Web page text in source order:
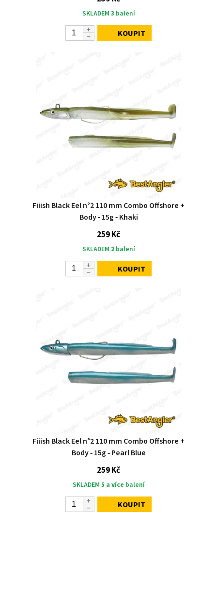
SKLADEM 3 balení
KOUPIT
Fiiish Black Eel n°2 110 mm Combo Offshore +
Body ‑ 15g ‑ Khaki
259 Kč
SKLADEM 2balení
KOUPIT
Fiiish Black Eel n°2 110 mm Combo Offshore +
Body ‑ 15g ‑ Pearl Blue
259 Kč
SKLADEM 5 a více balení
KOUPIT